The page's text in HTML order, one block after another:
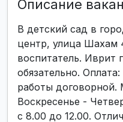
Описание
В детский сад в
центр, улица Шахам
воспитатель. Иврит
обязательно.
работы
Воскресенье -
с 8.00 до 12.00.